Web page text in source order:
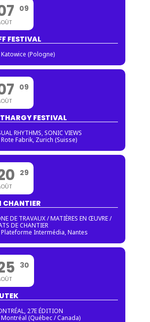
09
FESTIVAL
Katowice (Pologne)
09
FESTIVAL
RHYTHMS, SONIC VIEWS
Rote Fabrik, Zurich (Suisse)
29
CHANTIER
DE TRAVAUX / MATIÈRES EN ŒUVRE /
DE CHANTIER
Plateforme Intermédia, Nantes
30
27E ÉDITION
Montréal (Québec / Canada)